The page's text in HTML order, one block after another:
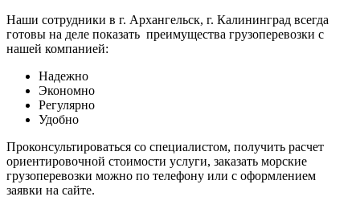
Наши сотрудники в г. Архангельск, г. Калининград всегда
готовы на деле показать преимущества грузоперевозки с
нашей компанией:
Надежно
Экономно
Регулярно
Удобно
Проконсультироваться со специалистом, получить расчет
ориентировочной стоимости услуги, заказать морские
грузоперевозки можно по телефону или с оформлением
заявки на сайте.